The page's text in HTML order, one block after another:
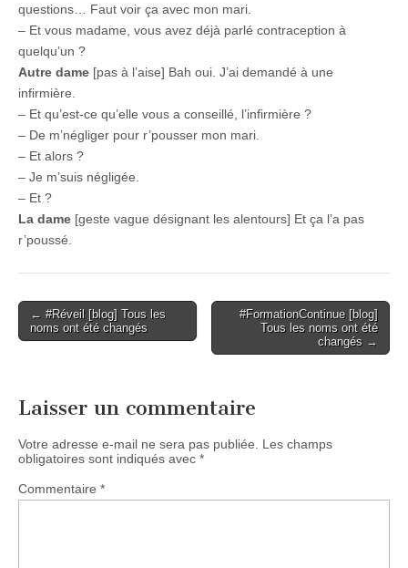
questions… Faut voir ça avec mon mari.
– Et vous madame, vous avez déjà parlé contraception à
quelqu’un ?
Autre dame [pas à l’aise] Bah oui. J’ai demandé à une
infirmière.
– Et qu’est-ce qu’elle vous a conseillé, l’infirmière ?
– De m’négliger pour r’pousser mon mari.
– Et alors ?
– Je m’suis négligée.
– Et ?
La dame [geste vague désignant les alentours] Et ça l’a pas
r’poussé.
Post
navigation
← #Réveil [blog] Tous les
noms ont été changés
#FormationContinue [blog]
Tous les noms ont été
changés →
Laisser un commentaire
Votre adresse e-mail ne sera pas publiée.
Les champs
obligatoires sont indiqués avec *
Commentaire *